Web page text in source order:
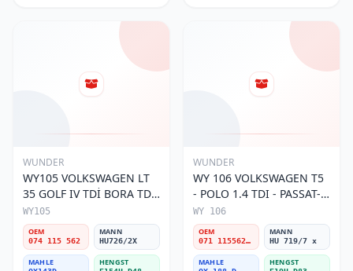
WUNDER
WY105 VOLKSWAGEN LT
35 GOLF IV TDİ BORA TDİ
074 115 562 Yağ Filtresi
WY105
OEM
074 115 562
MANN
HU726/2X
MAHLE HENGST
WUNDER
WY 106 VOLKSWAGEN T5
- POLO 1.4 TDI - PASSAT-
JETTA 03-11 071 115562 A
Yağ Filtresi
WY 106
OEM
071 115562 A
MANN
HU 719/7 x
MAHLE HENGST